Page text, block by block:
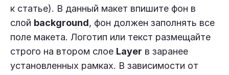
к статье). В данный макет впишите фон в
слой background, фон должен заполнять все
поле макета. Логотип или текст размещайте
строго на втором слое Layer в заранее
установленных рамках. В зависимости от